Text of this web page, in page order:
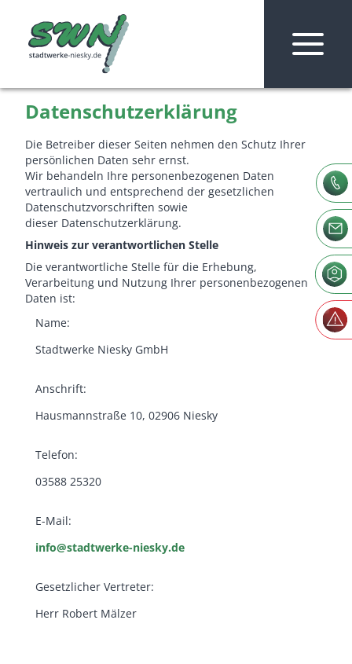
Zum Inhalt springen
Datenschutzerklärung
Die Betreiber dieser Seiten nehmen den Schutz Ihrer
persönlichen Daten sehr ernst.
Wir behandeln Ihre personenbezogenen Daten
vertraulich und entsprechend der gesetzlichen
Datenschutzvorschriften sowie
dieser Datenschutzerklärung.
Hinweis zur verantwortlichen Stelle
Die verantwortliche Stelle für die Erhebung,
Verarbeitung und Nutzung Ihrer personenbezogenen
Daten ist:
Name:
Stadtwerke Niesky GmbH
Anschrift:
Hausmannstraße 10, 02906 Niesky
Telefon:
03588 25320
E-Mail:
info@stadtwerke-niesky.de
Gesetzlicher Vertreter:
Herr Robert Mälzer